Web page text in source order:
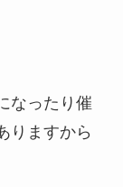
なったり催
りますから